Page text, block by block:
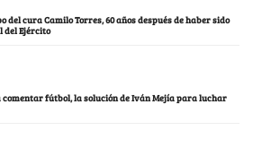
del cura Camilo Torres, 60 años después de haber sido
del Ejército
fútbol, la solución de Iván Mejía para luchar